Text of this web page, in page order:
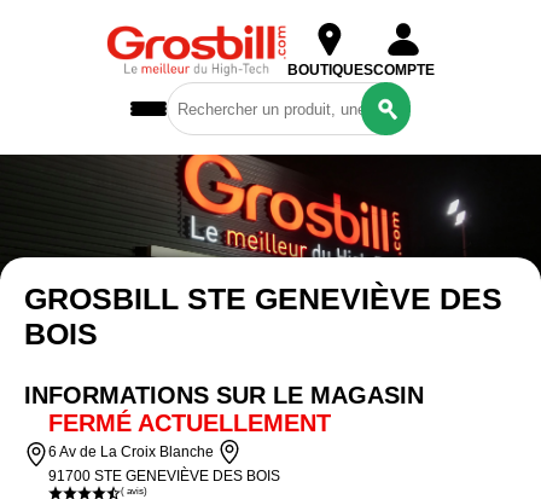
BOUTIQUESCOMPTE
PC GROSBILL & CONFIG SUR MESURE
Ordinateurs
& Tablettes
Reconditionné
GROSBILL STE GENEVIÈVE DES
BOIS
INFORMATIONS SUR LE MAGASIN
FERMÉ ACTUELLEMENT
6 Av de La Croix Blanche
91700 STE GENEVIÈVE DES BOIS
( avis)